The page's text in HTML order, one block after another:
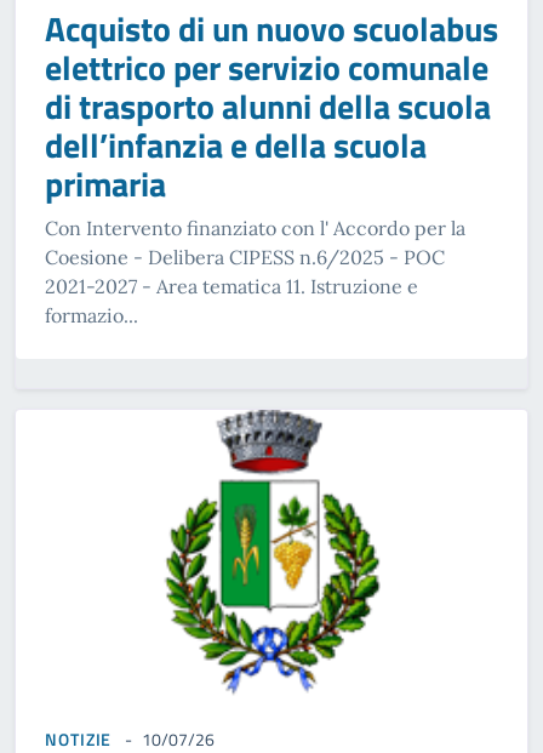
Acquisto di un nuovo scuolabus
elettrico per servizio comunale
di trasporto alunni della scuola
dell’infanzia e della scuola
primaria
Con Intervento finanziato con l' Accordo per la
Coesione - Delibera CIPESS n.6/2025 - POC
2021-2027 - Area tematica 11. Istruzione e
formazio...
NOTIZIE 10/07/26